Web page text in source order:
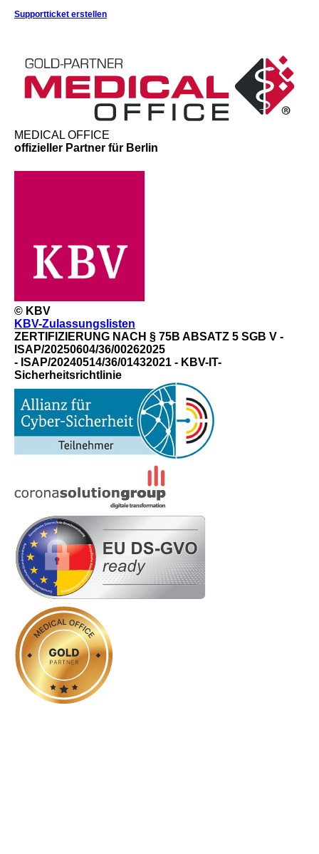
Supportticket erstellen
MEDICAL OFFICE
offizieller Partner für Berlin
© KBV
KBV-Zulassungslisten
ZERTIFIZIERUNG NACH § 75B ABSATZ 5 SGB V -
ISAP/20250604/36/00262025
- ISAP/20240514/36/01432021 - KBV-IT-
Sicherheitsrichtlinie